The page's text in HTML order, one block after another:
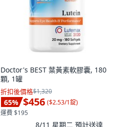
Doctor's BEST 葉黃素軟膠囊, 180
顆, 1罐
折扣後價格$1,320
65% $456 ($2.53/1錠)
運費 $195
8/11 星期二 預計送達